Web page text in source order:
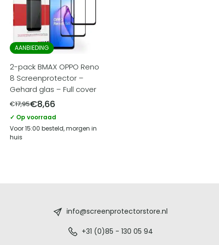
AANBIEDING
2-pack BMAX OPPO Reno
8 Screenprotector –
Gehard glas – Full cover
€17,95€8,66
✓ Op voorraad
Voor 15:00 besteld, morgen in
huis
info@screenprotectorstore.nl
+31 (0)85 - 130 05 94